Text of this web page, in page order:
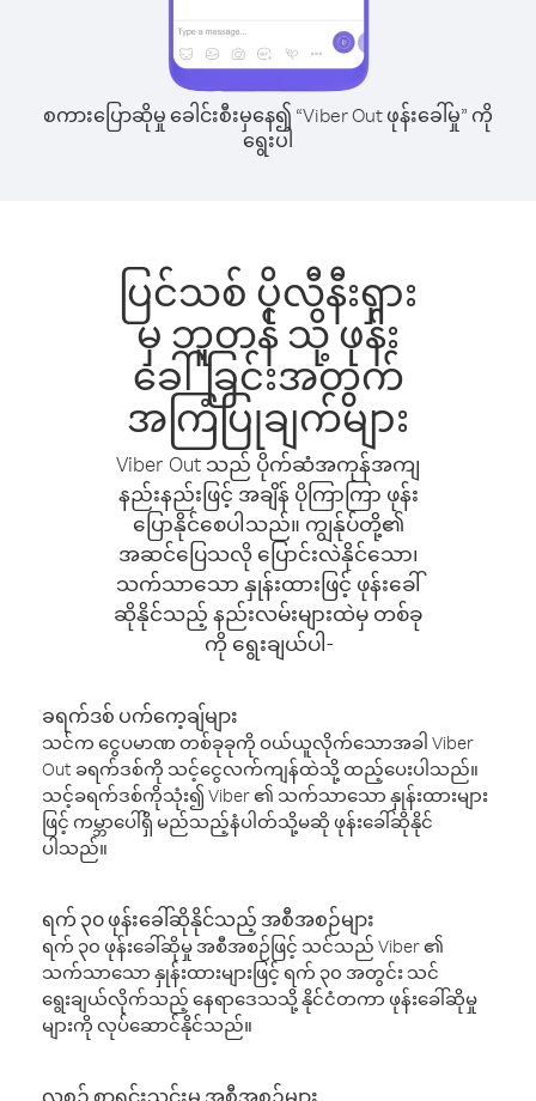
စကားပြောဆိုမှု ခေါင်းစီးမှနေ၍ “Viber Out ဖုန်းခေါ်မှု” ကို
ရွေးပါ
ပြင်သစ် ပိုလီနီးရှား
မှ ဘူတန် သို့ ဖုန်း
ခေါ်ခြင်းအတွက်
အကြံပြုချက်များ
Viber Out သည် ပိုက်ဆံအကုန်အကျ
နည်းနည်းဖြင့် အချိန် ပိုကြာကြာ ဖုန်း
ပြောနိုင်စေပါသည်။ ကျွန်ုပ်တို့၏
အဆင်ပြေသလို ပြောင်းလဲနိုင်သော၊
သက်သာသော နှုန်းထားဖြင့် ဖုန်းခေါ်
ဆိုနိုင်သည့် နည်းလမ်းများထဲမှ တစ်ခု
ကို ရွေးချယ်ပါ-
ခရက်ဒစ် ပက်ကေ့ချ်များ
သင်က ငွေပမာဏ တစ်ခုခုကို ဝယ်ယူလိုက်သောအခါ Viber
Out ခရက်ဒစ်ကို သင့်ငွေလက်ကျန်ထဲသို့ ထည့်ပေးပါသည်။
သင့်ခရက်ဒစ်ကိုသုံး၍ Viber ၏ သက်သာသော နှုန်းထားများ
ဖြင့် ကမ္ဘာပေါ်ရှိ မည်သည့်နံပါတ်သို့မဆို ဖုန်းခေါ်ဆိုနိုင်
ပါသည်။
ရက် ၃၀ ဖုန်းခေါ်ဆိုနိုင်သည့် အစီအစဉ်များ
ရက် ၃၀ ဖုန်းခေါ်ဆိုမှု အစီအစဉ်ဖြင့် သင်သည် Viber ၏
သက်သာသော နှုန်းထားများဖြင့် ရက် ၃၀ အတွင်း သင်
ရွေးချယ်လိုက်သည့် နေရာဒေသသို့ နိုင်ငံတကာ ဖုန်းခေါ်ဆိုမှု
များကို လုပ်ဆောင်နိုင်သည်။
လစဉ် စာရင်းသွင်းမှု အစီအစဉ်များ